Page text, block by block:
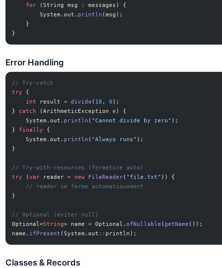
    for
(String msg :
messages) {
        System.out.
println (msg);
    }
}
Error Handling
// Try-catch
try
{
    int
result = divide ( 10 , 0 );
} catch (ArithmeticException e ) {
    System.out.
println ( "Cannot divide by zero" );
} finally
{
    System.out.
println ( "Always runs" );
}
// Try-with-resources (fermeture auto)
try
(var reader = new FileReader( "file.txt" )) {
    // reader se ferme automatiquement
}
// Optional (éviter null)
Optional<String> name = Optional.ofNullable (getName ());
name. ifPresent (System.out :: println);
Classes & Records